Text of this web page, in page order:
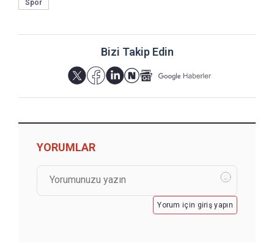
Spor
Bizi Takip Edin
YORUMLAR
Yorum için giriş yapın